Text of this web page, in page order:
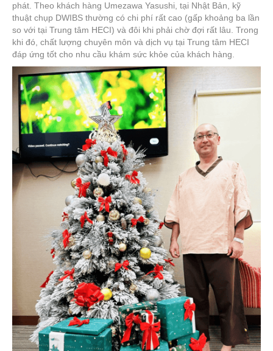
phát. Theo khách hàng Umezawa Yasushi, tại Nhật Bản, kỹ
thuật chụp DWIBS thường có chi phí rất cao (gấp khoảng ba lần
so với tại Trung tâm HECI) và đôi khi phải chờ đợi rất lâu. Trong
khi đó, chất lượng chuyên môn và dịch vụ tại Trung tâm HECI
đáp ứng tốt cho nhu cầu khám sức khỏe của khách hàng.